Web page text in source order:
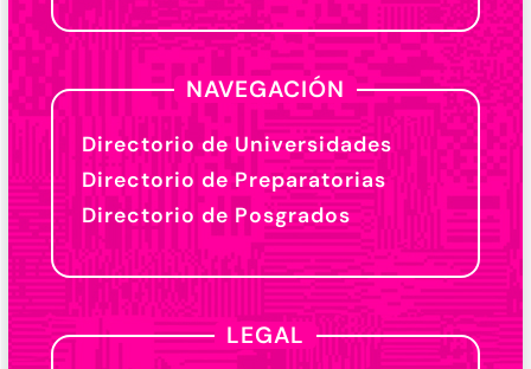
NAVEGACIÓN
Directorio de Universidades
Directorio de Preparatorias
Directorio de Posgrados
LEGAL